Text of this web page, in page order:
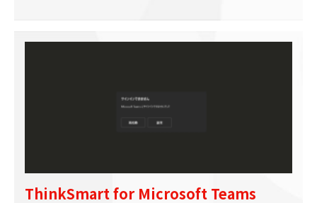
ThinkSmart for Microsoft Teams